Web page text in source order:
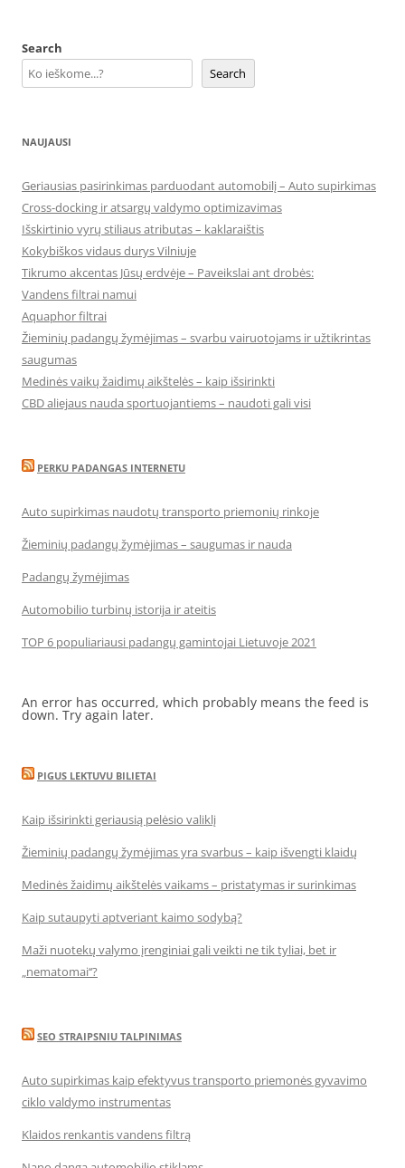
Search
Search
NAUJAUSI
Geriausias pasirinkimas parduodant automobilį – Auto supirkimas
Cross-docking ir atsargų valdymo optimizavimas
Išskirtinio vyrų stiliaus atributas – kaklaraištis
Kokybiškos vidaus durys Vilniuje
Tikrumo akcentas Jūsų erdvėje – Paveikslai ant drobės:
Vandens filtrai namui
Aquaphor filtrai
Žieminių padangų žymėjimas – svarbu vairuotojams ir užtikrintas
saugumas
Medinės vaikų žaidimų aikštelės – kaip išsirinkti
CBD aliejaus nauda sportuojantiems – naudoti gali visi
PERKU PADANGAS INTERNETU
Auto supirkimas naudotų transporto priemonių rinkoje
Žieminių padangų žymėjimas – saugumas ir nauda
Padangų žymėjimas
Automobilio turbinų istorija ir ateitis
TOP 6 populiariausi padangų gamintojai Lietuvoje 2021
An error has occurred, which probably means the feed is
down. Try again later.
PIGUS LEKTUVU BILIETAI
Kaip išsirinkti geriausią pelėsio valiklį
Žieminių padangų žymėjimas yra svarbus – kaip išvengti klaidų
Medinės žaidimų aikštelės vaikams – pristatymas ir surinkimas
Kaip sutaupyti aptveriant kaimo sodybą?
Maži nuotekų valymo įrenginiai gali veikti ne tik tyliai, bet ir
„nematomai‘‘?
SEO STRAIPSNIU TALPINIMAS
Auto supirkimas kaip efektyvus transporto priemonės gyvavimo
ciklo valdymo instrumentas
Klaidos renkantis vandens filtrą